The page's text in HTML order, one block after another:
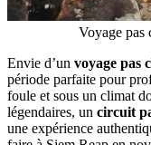
Voyage pas
Envie d’un voyage pas
période parfaite pour
foule et sous un climat
légendaires, un circuit
une expérience